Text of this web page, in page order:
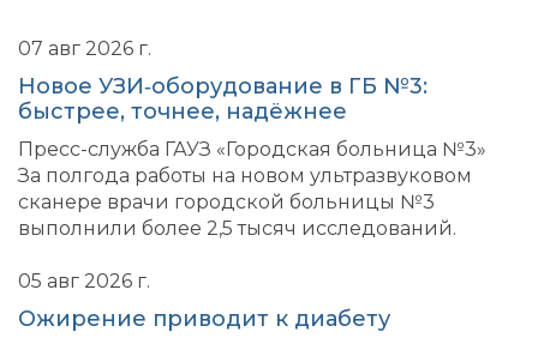
07 авг 2026 г.
Новое УЗИ‑оборудование в ГБ №3:
быстрее, точнее, надёжнее
Пресс-служба ГАУЗ «Городская больница №3»
За полгода работы на новом ультразвуковом
сканере врачи городской больницы №3
выполнили более 2,5 тысяч исследований.
05 авг 2026 г.
Ожирение приводит к диабету